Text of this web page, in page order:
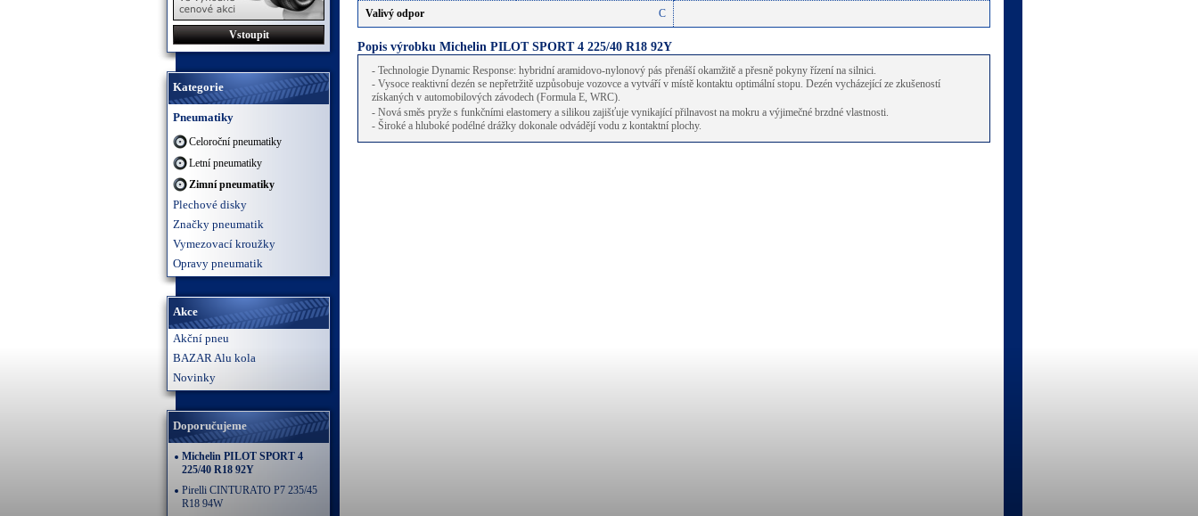
Vstoupit
Kategorie
Pneumatiky
Celoroční pneumatiky
Letní pneumatiky
Zimní pneumatiky
Plechové disky
Značky pneumatik
Vymezovací kroužky
Opravy pneumatik
Akce
Akční pneu
BAZAR Alu kola
Novinky
Doporučujeme
Michelin PILOT SPORT 4
225/40 R18 92Y
Pirelli CINTURATO P7 235/45
R18 94W
Valivý odpor C
Popis výrobku Michelin PILOT SPORT 4 225/40 R18 92Y
- Technologie Dynamic Response: hybridní aramidovo-nylonový pás přenáší okamžitě a přesně pokyny řízení na silnici.
- Vysoce reaktivní dezén se nepřetržitě uzpůsobuje vozovce a vytváří v místě kontaktu optimální stopu. Dezén vycházející ze zkušeností
získaných v automobilových závodech (Formula E, WRC).
- Nová směs pryže s funkčními elastomery a silikou zajišťuje vynikající přilnavost na mokru a výjimečné brzdné vlastnosti.
- Široké a hluboké podélné drážky dokonale odvádějí vodu z kontaktní plochy.